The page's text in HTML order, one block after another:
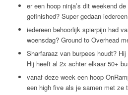
er een hoop ninja’s dit weekend
gefinished? Super gedaan
iedereen behoorlijk spierpijn had
woensdag? Ground to Overhead
Sharfaraaz van burpees houdt?
Hij heeft al 2x achter elkaar 50+
vanaf deze week een hoop
een high five als je samen met ze